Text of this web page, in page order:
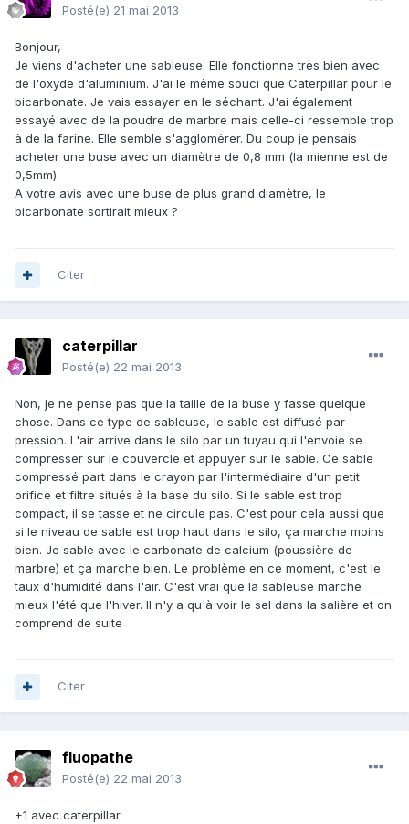
Posté(e) 21 mai 2013
Bonjour,
Je viens d'acheter une sableuse. Elle fonctionne très bien avec
de l'oxyde d'aluminium. J'ai le même souci que Caterpillar pour le
bicarbonate. Je vais essayer en le séchant. J'ai également
essayé avec de la poudre de marbre mais celle-ci ressemble trop
à de la farine. Elle semble s'agglomérer. Du coup je pensais
acheter une buse avec un diamètre de 0,8 mm (la mienne est de
0,5mm).
A votre avis avec une buse de plus grand diamètre, le
bicarbonate sortirait mieux ?
Citer
caterpillar
Posté(e) 22 mai 2013
Non, je ne pense pas que la taille de la buse y fasse quelque
chose. Dans ce type de sableuse, le sable est diffusé par
pression. L'air arrive dans le silo par un tuyau qui l'envoie se
compresser sur le couvercle et appuyer sur le sable. Ce sable
compressé part dans le crayon par l'intermédiaire d'un petit
orifice et filtre situés à la base du silo. Si le sable est trop
compact, il se tasse et ne circule pas. C'est pour cela aussi que
si le niveau de sable est trop haut dans le silo, ça marche moins
bien. Je sable avec le carbonate de calcium (poussière de
marbre) et ça marche bien. Le problème en ce moment, c'est le
taux d'humidité dans l'air. C'est vrai que la sableuse marche
mieux l'été que l'hiver. Il n'y a qu'à voir le sel dans la salière et on
comprend de suite
Citer
fluopathe
Posté(e) 22 mai 2013
+1 avec caterpillar